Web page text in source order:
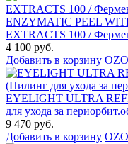
ENZYMATIC PEEL
EXTRACTS 100 /
4 100 руб.
Добавить в корзину
EYELIGHT ULTRA
для ухода за
9 470 руб.
Добавить в корзину